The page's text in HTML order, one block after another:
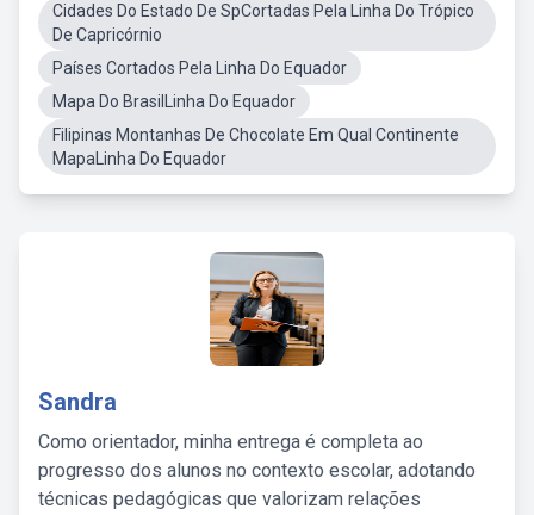
Cidades Do Estado De SpCortadas Pela Linha Do Trópico
De Capricórnio
Países Cortados Pela Linha Do Equador
Mapa Do BrasilLinha Do Equador
Filipinas Montanhas De Chocolate Em Qual Continente
MapaLinha Do Equador
Sandra
Como orientador, minha entrega é completa ao
progresso dos alunos no contexto escolar, adotando
técnicas pedagógicas que valorizam relações